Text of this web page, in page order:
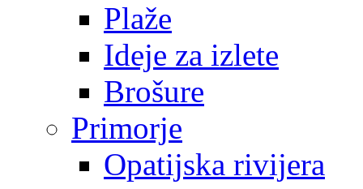
Plaže
Ideje za izlete
Brošure
Primorje
Opatijska rivijera